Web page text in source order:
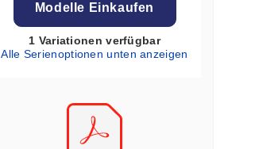
Modelle Einkaufen
1 Variationen verfügbar
Alle Serienoptionen unten anzeigen